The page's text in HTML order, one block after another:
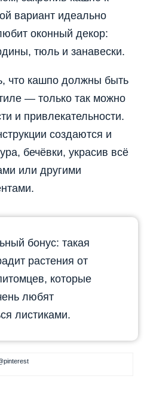
вариант идеально
оконный декор:
тюль и занавески.
что кашпо должны быть
— только так можно
и привлекательности.
создаются и
бечёвки, украсив всё
или другими
бонус: такая
растения от
которые
любят
листиками.